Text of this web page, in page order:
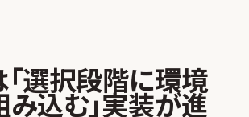
選択段階に環境
込む」実装が進